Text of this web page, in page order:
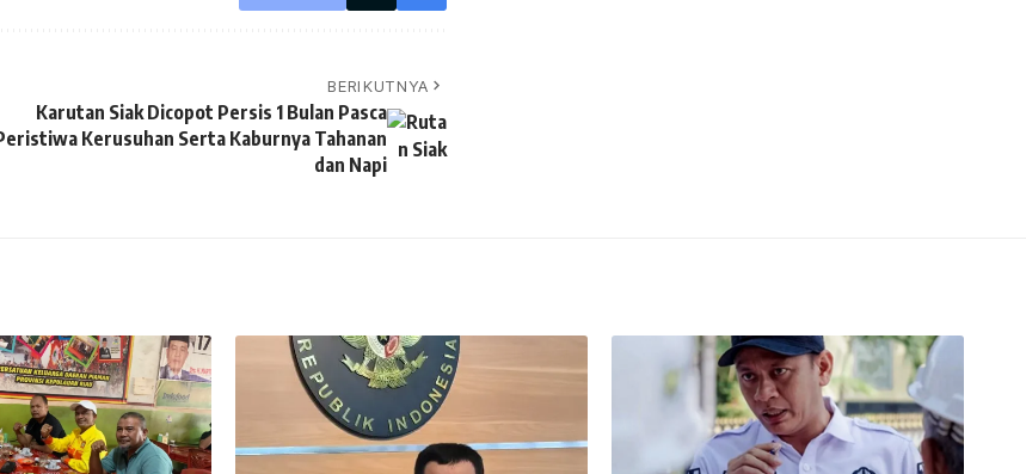
BERIKUTNYA
Karutan Siak Dicopot Persis 1 Bulan Pasca
Kerusuhan Serta Kaburnya Tahanan
dan Napi